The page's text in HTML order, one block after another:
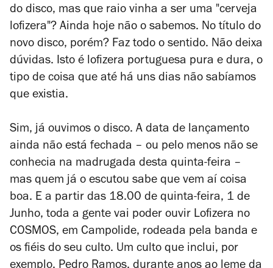
do disco, mas que raio vinha a ser uma "cerveja
lofizera"? Ainda hoje não o sabemos. No título do
novo disco, porém? Faz todo o sentido. Não deixa
dúvidas. Isto é lofizera portuguesa pura e dura, o
tipo de coisa que até há uns dias não sabíamos
que existia.
Sim, já ouvimos o disco. A data de lançamento
ainda não está fechada – ou pelo menos não se
conhecia na madrugada desta quinta-feira –
mas quem já o escutou sabe que vem aí coisa
boa. E a partir das 18.00 de quinta-feira, 1 de
Junho, toda a gente vai poder ouvir Lofizera no
COSMOS, em Campolide, rodeada pela banda e
os fiéis do seu culto. Um culto que inclui, por